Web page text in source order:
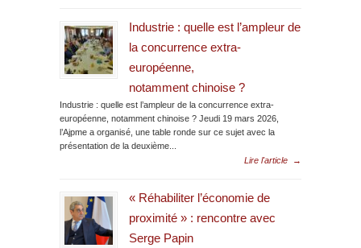
Industrie : quelle est l’ampleur de
la concurrence extra-
européenne,
notamment chinoise ?
Industrie : quelle est l’ampleur de la concurrence extra-
européenne, notamment chinoise ? Jeudi 19 mars 2026,
l’Ajpme a organisé, une table ronde sur ce sujet avec la
présentation de la deuxième...
Lire l'article
→
« Réhabiliter l’économie de
proximité » : rencontre avec
Serge Papin